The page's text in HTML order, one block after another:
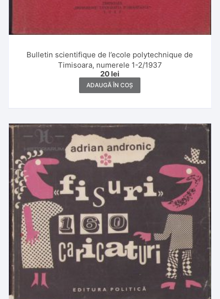
Bulletin scientifique de l’ecole polytechnique de
Timisoara, numerele 1-2/1937
20 lei
ADAUGĂ ÎN COȘ